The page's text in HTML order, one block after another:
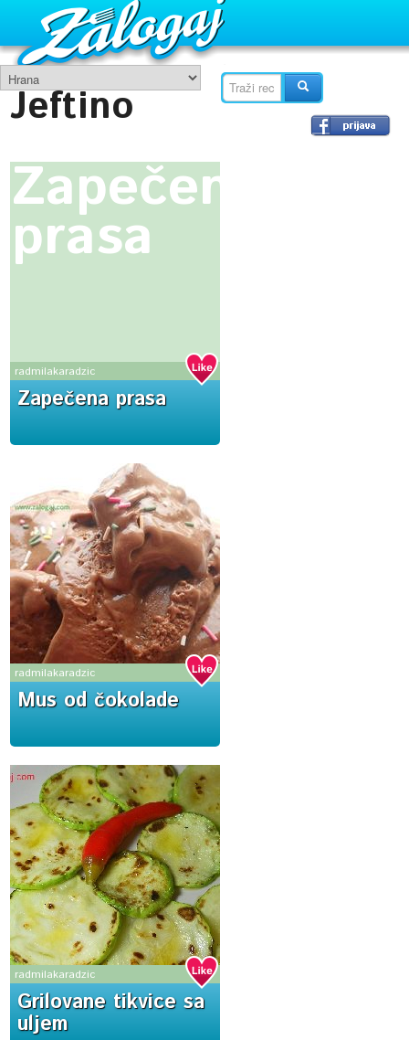
Jeftino
Zapečena
prasa
radmilakaradzic
Zapečena prasa
radmilakaradzic
Mus od čokolade
radmilakaradzic
Grilovane tikvice sa
uljem